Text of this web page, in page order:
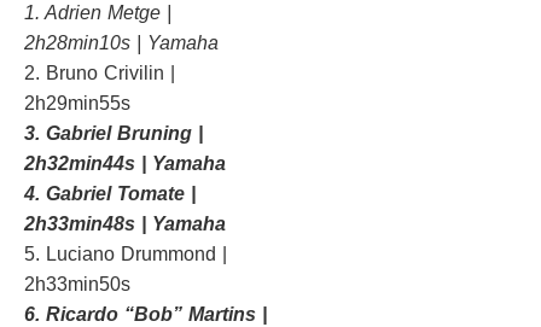
1. Adrien Metge |
2h28min10s | Yamaha
2. Bruno Crivilin |
2h29min55s
3. Gabriel Bruning |
2h32min44s | Yamaha
4. Gabriel Tomate |
2h33min48s | Yamaha
5. Luciano Drummond |
2h33min50s
6. Ricardo “Bob” Martins |